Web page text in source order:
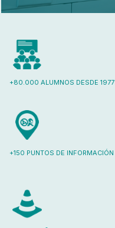
+80.000 ALUMNOS DESDE 1977
+150 PUNTOS DE INFORMACIÓN